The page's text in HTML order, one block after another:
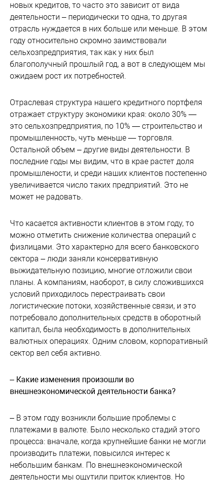
новых кредитов, то часто это зависит от вида
деятельности – периодически то одна, то другая
отрасль нуждается в них больше или меньше. В этом
году относительно скромно заимствовали
сельхозпредприятия, так как у них был
благополучный прошлый год, а вот в следующем мы
ожидаем рост их потребностей.
Отраслевая структура нашего кредитного портфеля
отражает структуру экономики края: около 30% —
это сельхозпредприятия, по 10% — строительство и
промышленность, чуть меньше — торговля.
Остальной объем – другие виды деятельности. В
последние годы мы видим, что в крае растет доля
промышлености, и среди наших клиентов постепенно
увеличивается число таких предприятий. Это не
может не радовать.
Что касается активности клиентов в этом году, то
можно отметить снижение количества операций с
физлицами. Это характерно для всего банковского
сектора – люди заняли консервативную
выжидательную позицию, многие отложили свои
планы. А компаниям, наоборот, в силу сложившихся
условий приходилось перестраивать свои
логистические потоки, хозяйственные связи, и это
потребовало дополнительных средств в оборотный
капитал, была необходимость в дополнительных
валютных операциях. Одним словом, корпоративный
сектор вел себя активно.
– Какие изменения произошли во
внешнеэкономической деятельности банка?
– В этом году возникли большие проблемы с
платежами в валюте. Было несколько стадий этого
процесса: вначале, когда крупнейшие банки не могли
производить платежи, повысился интерес к
небольшим банкам. По внешнеэкономической
деятельности мы ощутили приток клиентов. Но